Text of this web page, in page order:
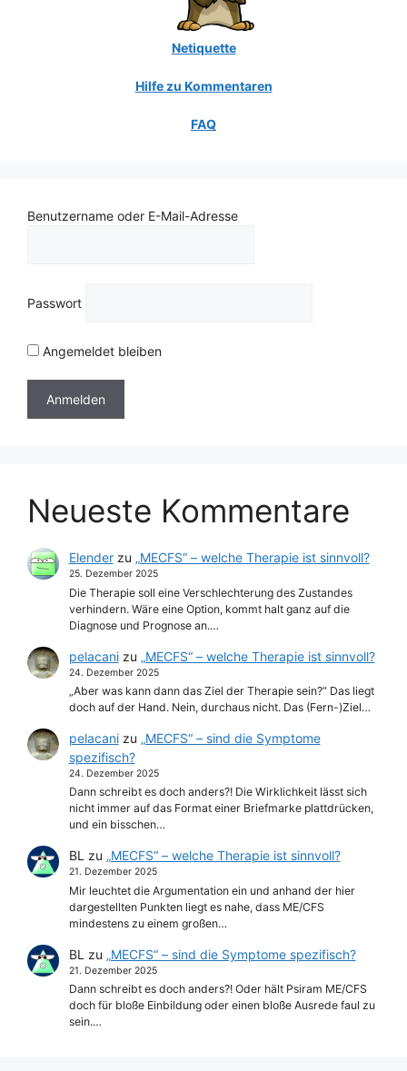
Netiquette
Hilfe zu Kommentaren
FAQ
Benutzername oder E-Mail-Adresse
Passwort
Angemeldet bleiben
Neueste Kommentare
Elenderzu „MECFS“ – welche Therapie ist sinnvoll?
25. Dezember 2025
Die Therapie soll eine Verschlechterung des Zustandes
verhindern. Wäre eine Option, kommt halt ganz auf die
Diagnose und Prognose an.…
pelacanizu „MECFS“ – welche Therapie ist sinnvoll?
24. Dezember 2025
„Aber was kann dann das Ziel der Therapie sein?“ Das liegt
doch auf der Hand. Nein, durchaus nicht. Das (Fern-)Ziel…
pelacanizu „MECFS“ – sind die Symptome
spezifisch?
24. Dezember 2025
Dann schreibt es doch anders?! Die Wirklichkeit lässt sich
nicht immer auf das Format einer Briefmarke plattdrücken,
und ein bisschen…
BL zu „MECFS“ – welche Therapie ist sinnvoll?
21. Dezember 2025
Mir leuchtet die Argumentation ein und anhand der hier
dargestellten Punkten liegt es nahe, dass ME/CFS
mindestens zu einem großen…
BL zu „MECFS“ – sind die Symptome spezifisch?
21. Dezember 2025
Dann schreibt es doch anders?! Oder hält Psiram ME/CFS
doch für bloße Einbildung oder einen bloße Ausrede faul zu
sein.…